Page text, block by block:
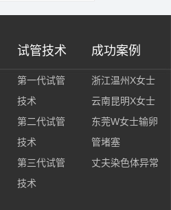
试管技术
第一代试管
技术
第二代试管
技术
第三代试管
技术
成功案例
浙江温州X女士
云南昆明X女士
东莞W女士输卵
管堵塞
丈夫染色体异常